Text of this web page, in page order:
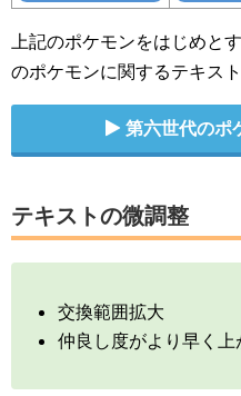
上記のポケモンをはじめと
のポケモンに関するテキス
第六世代のポ
テキストの微調整
交換範囲拡大
仲良し度がより早く上